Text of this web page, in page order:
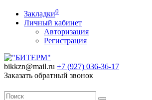
Закладки0
Личный кабинет
Авторизация
Регистрация
bikkzn@mail.ru +7 (927) 036-36-17
Заказать обратный звонок